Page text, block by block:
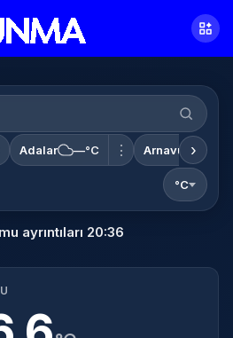
Adalar —°C ⋮ Arnavutköy
›
°C
ayrıntıları 20:36